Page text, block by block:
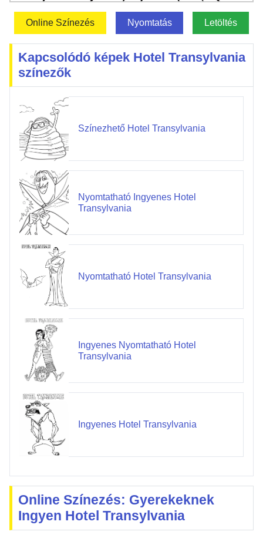
Online Színezés Nyomtatás Letöltés
Kapcsolódó képek Hotel Transylvania
színezők
Színezhető Hotel Transylvania
Nyomtatható Ingyenes Hotel
Transylvania
Nyomtatható Hotel Transylvania
Ingyenes Nyomtatható Hotel
Transylvania
Ingyenes Hotel Transylvania
Online Színezés: Gyerekeknek
Ingyen Hotel Transylvania